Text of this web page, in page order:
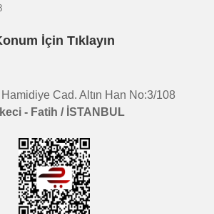
İçin Tıklayın
Cad. Altın Han No:3/108
- Fatih / İSTANBUL